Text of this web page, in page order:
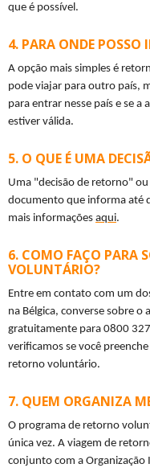
que é possível.
PARA ONDE POSSO
A opção mais simples é
pode viajar para outro país,
para entrar nesse país e se a
estiver válida.
O QUE É UMA
Uma "decisão de retorno"
documento que informa até
mais informações aqui.
COMO FAÇO PARA
VOLUNTÁRIO?
Entre em contato com um
na Bélgica, converse sobre o
gratuitamente para 0800
verificamos se você
retorno voluntário.
QUEM ORGANIZA
O programa de retorno
única vez. A viagem de
conjunto com a